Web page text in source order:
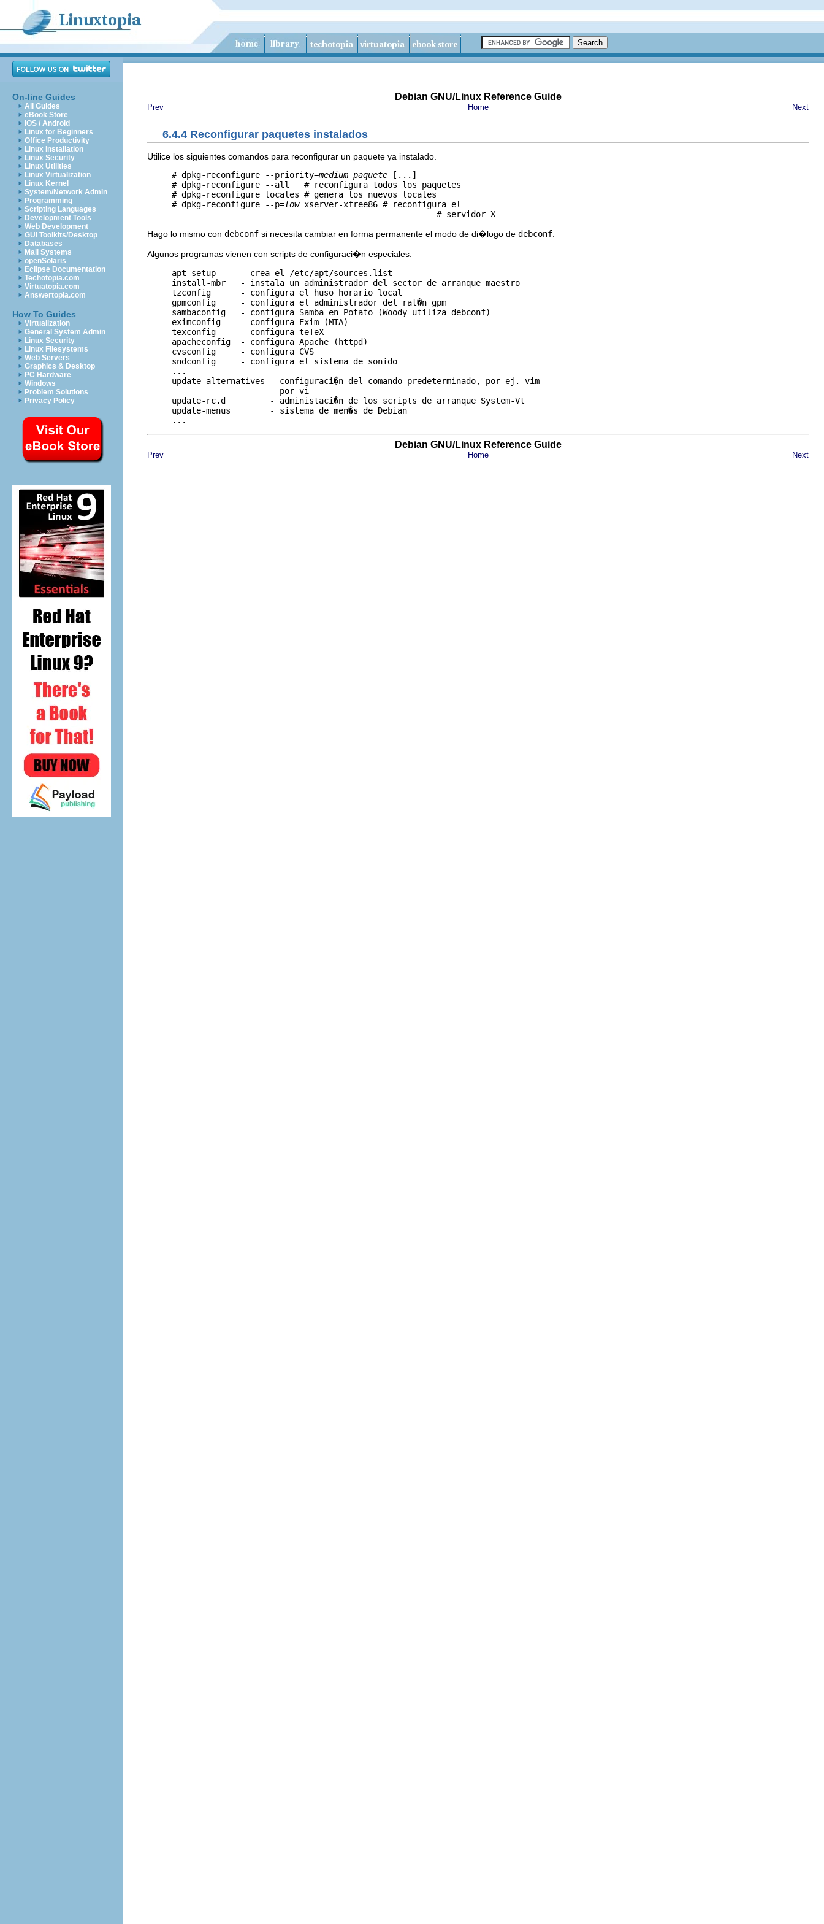
On-line Guides
All Guides
eBook Store
iOS / Android
Linux for Beginners
Office Productivity
Linux Installation
Linux Security
Linux Utilities
Linux Virtualization
Linux Kernel
System/Network Admin
Programming
Scripting Languages
Development Tools
Web Development
GUI Toolkits/Desktop
Databases
Mail Systems
openSolaris
Eclipse Documentation
Techotopia.com
Virtuatopia.com
Answertopia.com
How To Guides
Virtualization
General System Admin
Linux Security
Linux Filesystems
Web Servers
Graphics & Desktop
PC Hardware
Windows
Problem Solutions
Privacy Policy
Debian GNU/Linux Reference Guide
Prev Home Next
6.4.4 Reconfigurar paquetes instalados
Utilice los siguientes comandos para reconfigurar un paquete ya instalado.
     # dpkg-reconfigure --priority=
medium paquete [...]
     # dpkg-reconfigure --all   # reconfigura todos los paquetes
     # dpkg-reconfigure locales # genera los nuevos locales
     # dpkg-reconfigure --p=
low xserver-xfree86 # reconfigura el
Hago lo mismo con debconf si necesita cambiar en forma permanente el modo de di�logo de debconf
Algunos programas vienen con scripts de configuraci�n especiales.
     apt-setup     - crea el /etc/apt/sources.list
     install-mbr   - instala un administrador del sector de arranque maestro
     tzconfig      - configura el huso horario local
     gpmconfig     - configura el administrador del rat�n gpm
     sambaconfig   - configura Samba en Potato (Woody utiliza debconf)
     eximconfig    - configura Exim (MTA)
     texconfig     - configura teTeX
     apacheconfig  - configura Apache (httpd)
     cvsconfig     - configura CVS
     sndconfig     - configura el sistema de sonido
     ...
     update-alternatives - configuraci�n del comando predeterminado, por ej. vim
                           por vi
     update-rc.d         - administaci�n de los scripts de arranque System-Vt
     update-menus        - sistema de men�s de Debian
Debian GNU/Linux Reference Guide
Prev Home Next